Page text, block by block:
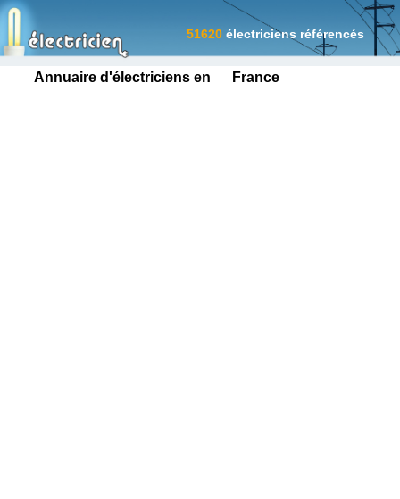
Annuaire d'électriciens en France
51620 électriciens référencés